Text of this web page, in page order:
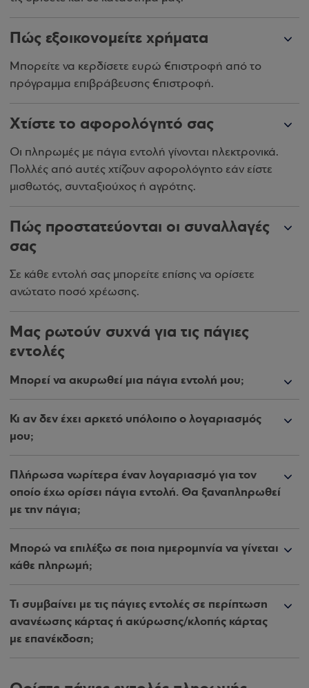
Πώς εξοικονομείτε χρήματα
Μπορείτε να κερδίσετε ευρώ €πιστροφή από το
πρόγραμμα επιβράβευσης €πιστροφή.
Χτίστε το αφορολόγητό σας
Οι πληρωμές με πάγια εντολή γίνονται ηλεκτρονικά.
Πολλές από αυτές χτίζουν αφορολόγητο εάν είστε
μισθωτός, συνταξιούχος ή αγρότης.
Πώς προστατεύονται οι συναλλαγές
σας
Σε κάθε εντολή σας μπορείτε επίσης να ορίσετε
ανώτατο ποσό χρέωσης.
Μας ρωτούν συχνά για τις πάγιες
εντολές
Μπορεί να ακυρωθεί μια πάγια εντολή μου;
Κι αν δεν έχει αρκετό υπόλοιπο ο λογαριασμός
μου;
Πλήρωσα νωρίτερα έναν λογαριασμό για τον
οποίο έχω ορίσει πάγια εντολή. Θα ξαναπληρωθεί
με την πάγια;
Μπορώ να επιλέξω σε ποια ημερομηνία να γίνεται
κάθε πληρωμή;
Τι συμβαίνει με τις πάγιες εντολές σε περίπτωση
ανανέωσης κάρτας ή ακύρωσης/κλοπής κάρτας
με επανέκδοση;